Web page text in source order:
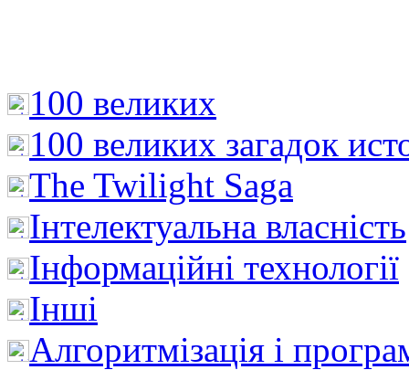
100 великих
100 великих загадок
The Twilight Saga
Інтелектуальна влaсність
Інформаційні технології
Інші
Алгоритмізація і